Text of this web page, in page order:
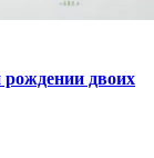
рождении двоих